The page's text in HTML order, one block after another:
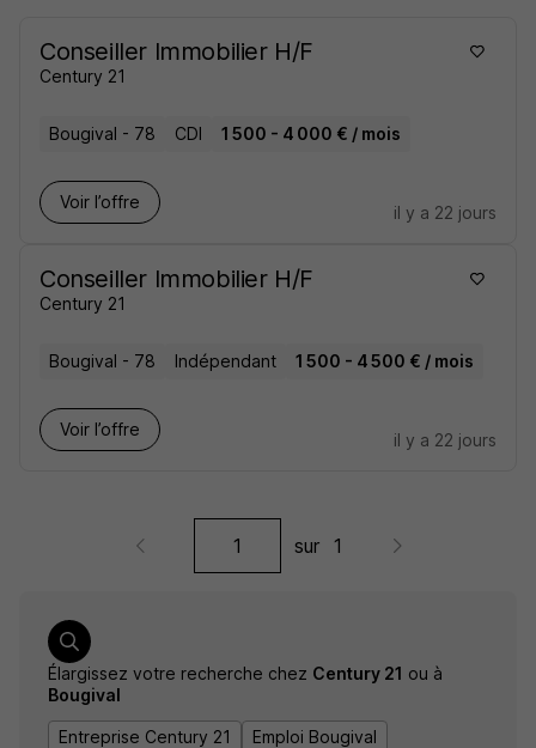
Conseiller Immobilier H/F
Century 21
Bougival - 78 CDI 1 500 - 4 000 € / mois
Voir l’offre
il y a 22 jours
Conseiller Immobilier H/F
Century 21
Bougival - 78 Indépendant 1 500 - 4 500 € / mois
Voir l’offre
il y a 22 jours
sur 1
Élargissez votre recherche chez Century 21 ou à
Bougival
Entreprise Century 21
Emploi Bougival